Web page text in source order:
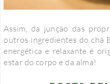
Assim, da junção das
outros ingredientes do chá
energética e relaxante é
estar do corpo e da alma!